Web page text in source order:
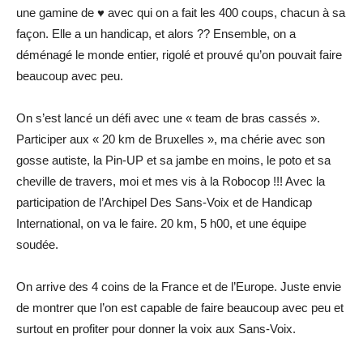
une gamine de ♥️ avec qui on a fait les 400 coups, chacun à sa
façon. Elle a un handicap, et alors ?? Ensemble, on a
déménagé le monde entier, rigolé et prouvé qu’on pouvait faire
beaucoup avec peu.
On s’est lancé un défi avec une « team de bras cassés ».
Participer aux « 20 km de Bruxelles », ma chérie avec son
gosse autiste, la Pin-UP et sa jambe en moins, le poto et sa
cheville de travers, moi et mes vis à la Robocop !!! Avec la
participation de l’Archipel Des Sans-Voix et de Handicap
International, on va le faire. 20 km, 5 h00, et une équipe
soudée.
On arrive des 4 coins de la France et de l’Europe. Juste envie
de montrer que l’on est capable de faire beaucoup avec peu et
surtout en profiter pour donner la voix aux Sans-Voix.